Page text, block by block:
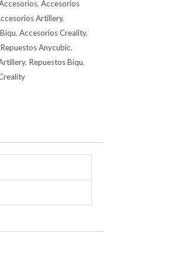
,Accesorios
Artillery,
,Accesorios Creality,
Repuestos Anycubic,
, Repuestos Biqu,